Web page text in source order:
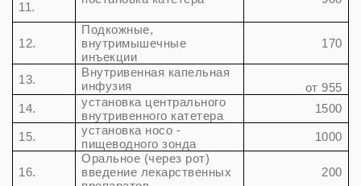
11.
12.
Подкожные,
внутримышечные
инъекции
170
13.
Внутривенная капельная
инфузия
от 955
14.
установка центрального
внутривенного катетера
1500
15.
установка носо -
пищеводного зонда
1000
16.
Оральное (через рот)
введение лекарственных
200